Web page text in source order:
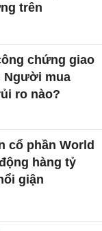
trên
chứng giao
Người mua
ro nào?
cổ phần World
hàng tỷ
giận